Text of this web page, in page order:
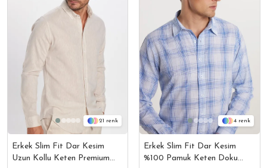
21
Erkek Slim Fit Dar Kesim
Uzun Kollu Keten Premium
4
Erkek Slim Fit Dar Kesim
%100 Pamuk Keten Doku